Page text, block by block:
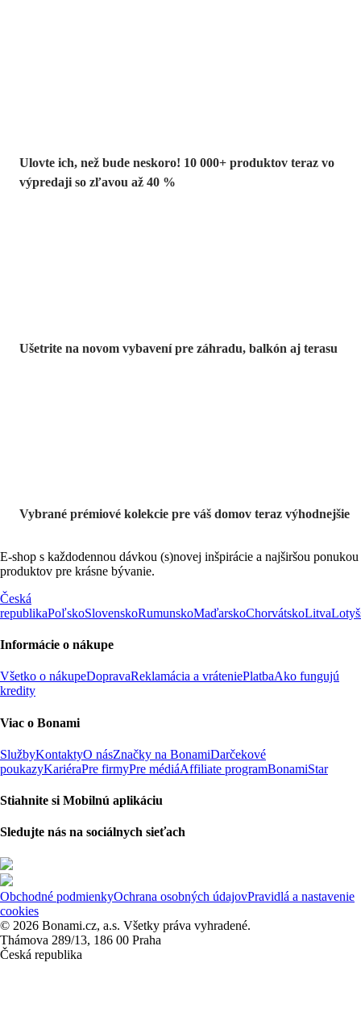
Ulovte ich, než bude neskoro! 10 000+ produktov teraz vo
výpredaji so zľavou až 40 %
Ušetrite na novom vybavení pre záhradu, balkón aj terasu
Vybrané prémiové kolekcie pre váš domov teraz výhodnejšie
E-shop s každodennou dávkou (s)novej inšpirácie a najširšou ponukou
produktov pre krásne bývanie.
Česká
republikaPoľskoSlovenskoRumunskoMaďarskoChorvátskoLitva
Informácie o nákupe
Všetko o nákupeDopravaReklamácia a vráteniePlatbaAko fungujú
kredity
Viac o Bonami
SlužbyKontaktyO násZnačky na BonamiDarčekové
poukazyKariéraPre firmyPre médiáAffiliate programBonamiStar
Stiahnite si Mobilnú aplikáciu
Sledujte nás na sociálnych sieťach
Obchodné podmienkyOchrana osobných údajovPravidlá a nastavenie
cookies
© 2026 Bonami.cz, a.s. Všetky práva vyhradené.
Thámova 289/13, 186 00 Praha
Česká republika